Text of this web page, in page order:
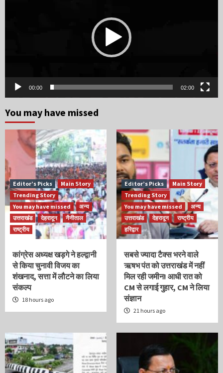
00:00 02:00
You may have missed
Editor’s Picks
Main Story
Trending Story
You may have missed
अन्य
उत्तराखंड
देहरादून
नैनीताल
राष्ट्रीय
कांग्रेस अध्यक्ष खड़गे ने हल्द्वानी
से किया चुनावी विजय का
शंखनाद, सत्ता में लौटने का लिया
संकल्प
18 hours ago
Editor’s Picks
Main Story
Trending Story
You may have missed
अन्य
उत्तराखंड
देहरादून
राष्ट्रीय
हरिद्वार
सबसे ज्यादा टैक्स भरने वाले
ऋषभ पंत को उत्तराखंड में नहीं
मिल रही जमीन! आधी रात को
CM से लगाई गुहार, CM ने लिया
संज्ञान
21 hours ago